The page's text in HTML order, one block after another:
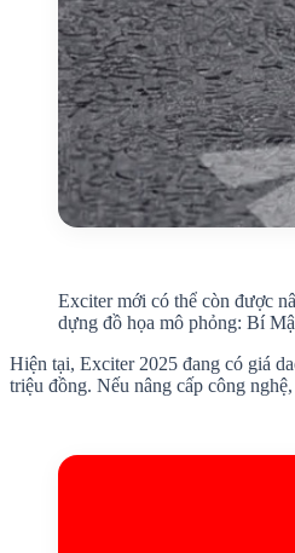
Exciter mới có thể còn được
dựng đồ họa mô phỏng: Bí
Hiện tại, Exciter 2025 đang có giá
triệu đồng. Nếu nâng cấp công